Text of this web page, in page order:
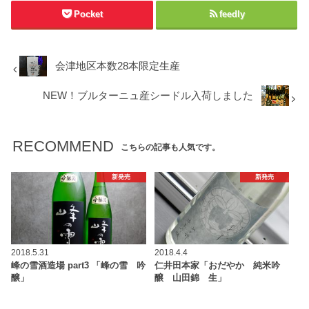
Pocket feedly
会津地区本数28本限定生産
NEW！ブルターニュ産シードル入荷しました
RECOMMEND こちらの記事も人気です。
新発売
2018.5.31
峰の雪酒造場 part3 「峰の雪 吟
醸」
新発売
2018.4.4
仁井田本家「おだやか 純米吟
醸 山田錦 生」